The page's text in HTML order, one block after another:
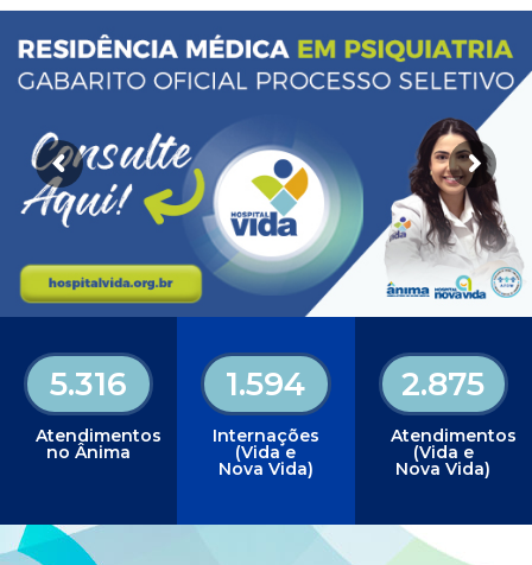
5.316
Atendimentos
no Ânima
1.594
Internações
(Vida e
Nova Vida)
2.875
Atendimentos
(Vida e
Nova Vida)